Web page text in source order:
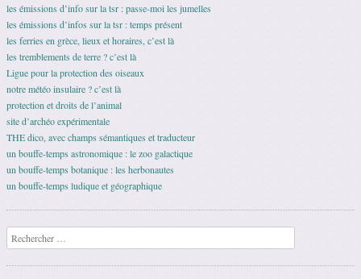
les émissions d’info sur la tsr : passe-moi les jumelles
les émissions d’infos sur la tsr : temps présent
les ferries en grèce, lieux et horaires, c’est là
les tremblements de terre ? c’est là
Ligue pour la protection des oiseaux
notre météo insulaire ? c’est là
protection et droits de l’animal
site d’archéo expérimentale
THE dico, avec champs sémantiques et traducteur
un bouffe-temps astronomique : le zoo galactique
un bouffe-temps botanique : les herbonautes
un bouffe-temps ludique et géographique
Recherche